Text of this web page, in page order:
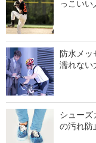
っこい
防水メッ
濡れない
シュー
の汚れ防